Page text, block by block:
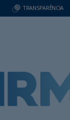
TRANSPARÊNCIA